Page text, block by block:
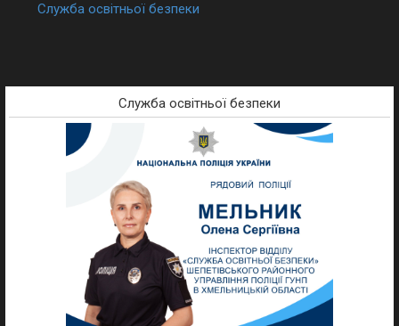
Служба освітньої безпеки
Служба освітньої безпеки